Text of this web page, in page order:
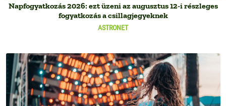
ASTRONET
Napfogyatkozás 2026: ezt üzeni az augusztus 12-i részleges
fogyatkozás a csillagjegyeknek